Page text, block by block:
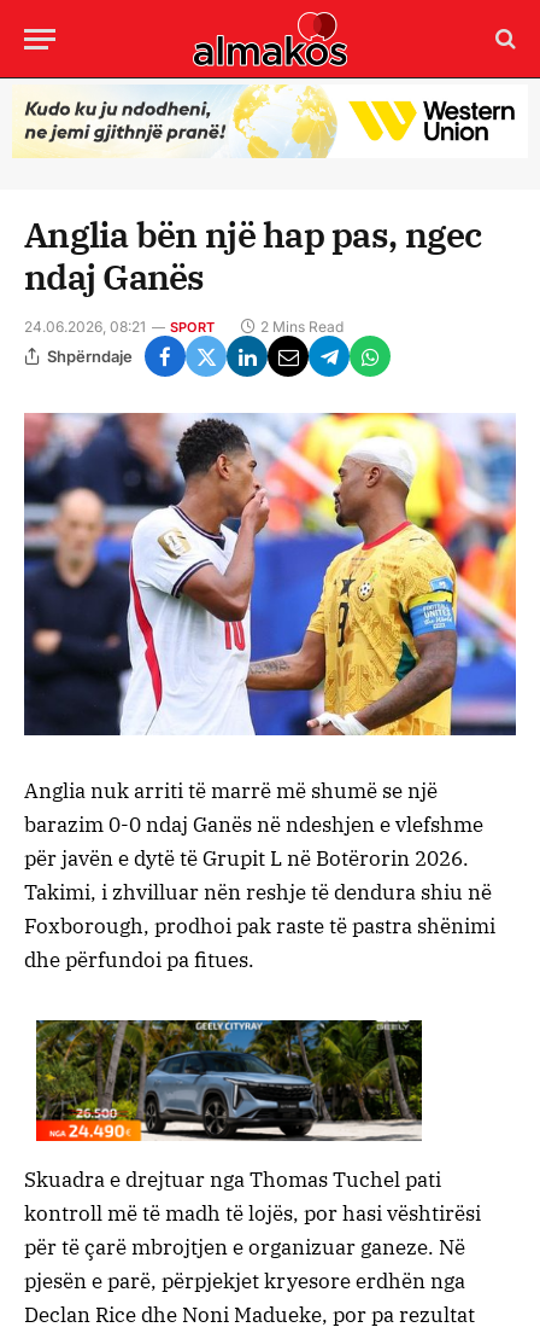
Anglia bën një hap pas, ngec
ndaj Ganës
24.06.2026, 08:21 SPORT 2 Mins Read
Shpërndaje
Anglia nuk arriti të marrë më shumë se një
barazim 0-0 ndaj Ganës në ndeshjen e vlefshme
për javën e dytë të Grupit L në Botërorin 2026.
Takimi, i zhvilluar nën reshje të dendura shiu në
Foxborough, prodhoi pak raste të pastra shënimi
dhe përfundoi pa fitues.
Skuadra e drejtuar nga Thomas Tuchel pati
kontroll më të madh të lojës, por hasi vështirësi
për të çarë mbrojtjen e organizuar ganeze. Në
pjesën e parë, përpjekjet kryesore erdhën nga
Declan Rice dhe Noni Madueke, por pa rezultat